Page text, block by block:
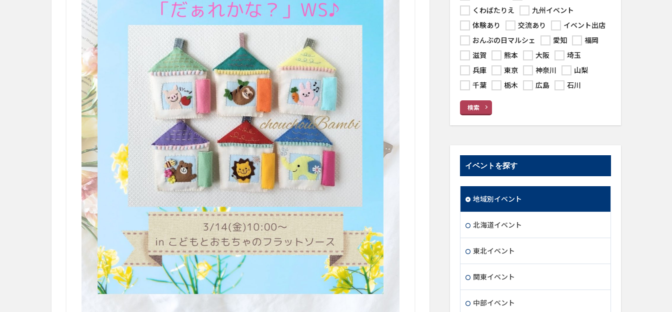
くわばたりえ
九州イベント
体験あり
交流あり
イベント出店
おんぶの日マルシェ
愛知
福岡
滋賀
熊本 大阪
埼玉
兵庫
東京 神奈川
山梨
千葉
栃木 広島 石川
検索
イベントを探す
地域別イベント
北海道イベント
東北イベント
関東イベント
中部イベント